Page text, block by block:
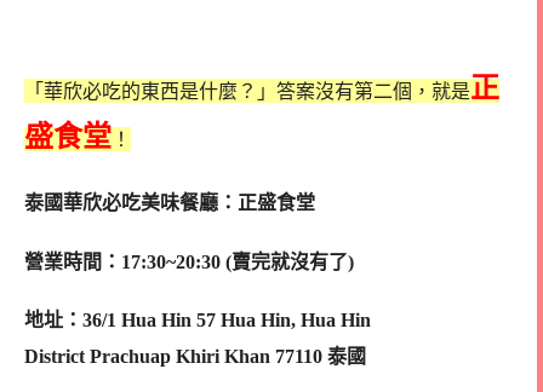
「華欣必吃的東西是什麼？」答案沒有第二個，就是正
盛食堂 ！
泰國華欣必吃美味餐廳：正盛食堂
營業時間：17:30~20:30 (賣完就沒有了)
地址：36/1 Hua Hin 57 Hua Hin, Hua Hin
District Prachuap Khiri Khan 77110 泰國